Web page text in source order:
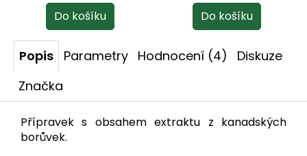
Popis Parametry Hodnocení (4)
Diskuze
Značka
Přípravek s obsahem extraktu z kanadských
borůvek.